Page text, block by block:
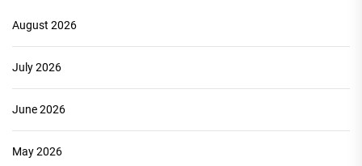
August 2026
July 2026
June 2026
May 2026